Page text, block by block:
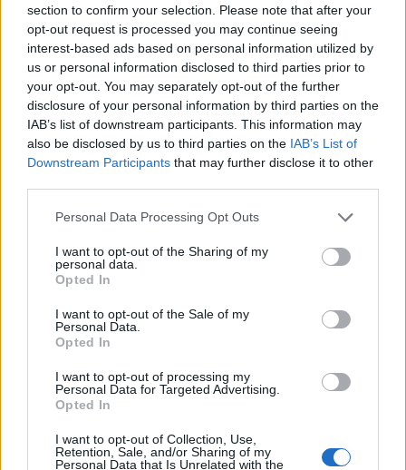
section to confirm your selection. Please note that after your
opt-out request is processed you may continue seeing
interest-based ads based on personal information utilized by
us or personal information disclosed to third parties prior to
your opt-out. You may separately opt-out of the further
disclosure of your personal information by third parties on the
IAB’s list of downstream participants. This information may
also be disclosed by us to third parties on the IAB’s List of
Downstream Participants that may further disclose it to other
Personal Data Processing Opt Outs
I want to opt-out of the Sharing of my
personal data.
Opted In
I want to opt-out of the Sale of my
Personal Data.
Opted In
I want to opt-out of processing my
Personal Data for Targeted Advertising.
Opted In
I want to opt-out of Collection, Use,
Retention, Sale, and/or Sharing of my
Personal Data that Is Unrelated with the
3 - 7
Squalificato 0 - 0%
Infortunato 0 - 0
Inutilizzato 14 - 36%
Scarica riepilogo
stagionale
Giornata Entrato Bonus/Malus
SAS 4-1 SAM
NAP 2-0 SAM